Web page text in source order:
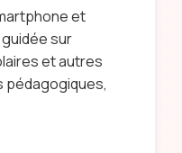
et
sur
et autres
pédagogiques,